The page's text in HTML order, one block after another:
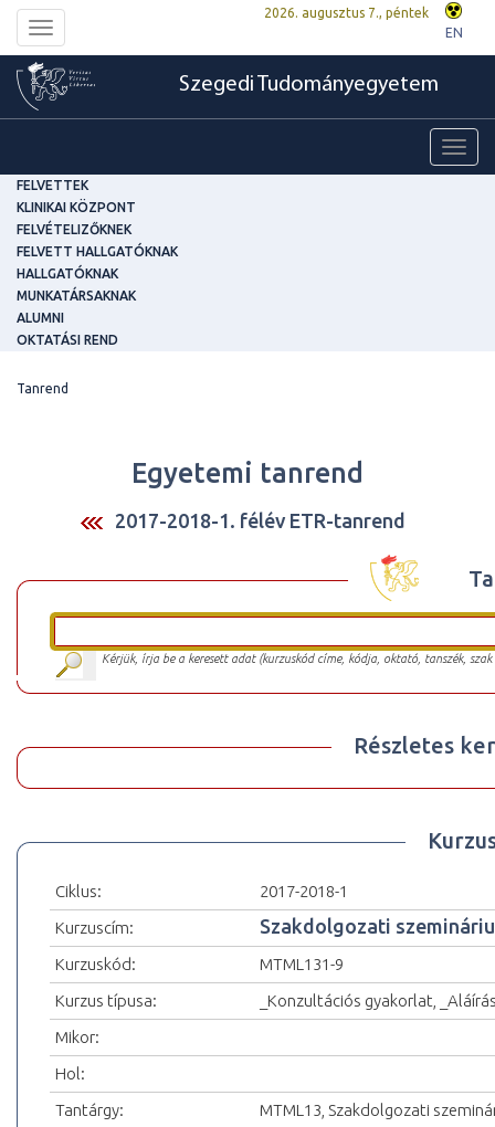
Toggle
navigation
2026. augusztus 7., péntek
EN
Szegedi Tudományegyetem
FELVETTEK
KLINIKAI KÖZPONT
FELVÉTELIZŐKNEK
FELVETT HALLGATÓKNAK
HALLGATÓKNAK
MUNKATÁRSAKNAK
ALUMNI
OKTATÁSI REND
Tanrend
Egyetemi tanrend
2017-2018-1. félév ETR-tanrend
Kérjük, írja be a keresett adat (kurzuskód címe, kódja, oktató, tanszék,
Részletes
Ciklus:
2017-2018-1
Kurzuscím:
Szakdolgozati
Kurzuskód:
MTML131-9
Kurzus típusa:
_Konzultációs gyakorlat,
Mikor:
Hol:
Tantárgy:
MTML13, Szakdolgozati